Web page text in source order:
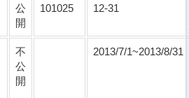
公
開
101025
12-31
不
公
開
2013/7/1~2013/8/31